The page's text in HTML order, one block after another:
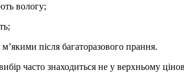
вологу;
м’якими після багаторазового прання.
часто знаходиться не у верхньому